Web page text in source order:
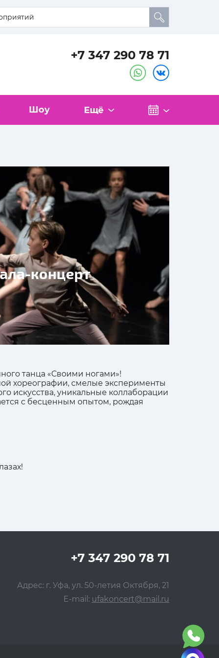
+7 347 290 78 71
Шоу Ещё
концерт
танца «Своими ногами»!
хореографии, смелые эксперименты
искусства, уникальные коллаборации
с бесценным опытом, рождая
+7 347 290 78 71
Адрес: г. Уфа, ул. 50-летия Октября, 21
E-mail: ufakoncert@mail.ru